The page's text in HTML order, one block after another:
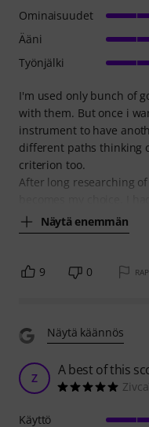
I'm used only bunch of
with them. But once i
instrument to have
different paths thinking
criterion too.
After long researching
Näytä enemmän
Ominaisuudet
Ääni
Työnjälki
9 0
Näytä käännös
Z A best of this
Käyttö